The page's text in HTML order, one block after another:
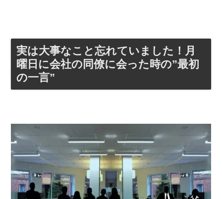
実は大事なこと忘れていました！月
曜日に会社の同僚に会った時の”最初
の一言”